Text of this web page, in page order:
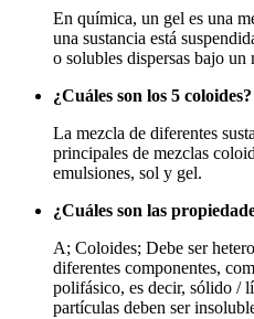
En química, un gel es una
una sustancia está
o solubles dispersas bajo un
¿Cuáles son los 5 coloides?
La mezcla de diferentes
principales de mezclas
emulsiones, sol y gel.
¿Cuáles son las
A; Coloides; Debe ser
diferentes componentes,
polifásico, es decir, sólido /
partículas deben ser